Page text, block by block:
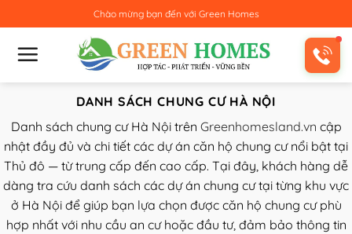
qua
Chào mừng bạn đến với Green Homes
DANH SÁCH CHUNG CƯ HÀ NỘI
Danh sách chung cư Hà Nội trên Greenhomesland.vn cập
nhật đầy đủ và chi tiết các dự án căn hộ chung cư nổi bật tại
Thủ đô — từ trung cấp đến cao cấp. Tại đây, khách hàng dễ
dàng tra cứu danh sách các dự án chung cư tại từng khu vực
ở Hà Nội để giúp bạn lựa chọn được căn hộ chung cư phù
hợp nhất với nhu cầu an cư hoặc đầu tư, đảm bảo thông tin